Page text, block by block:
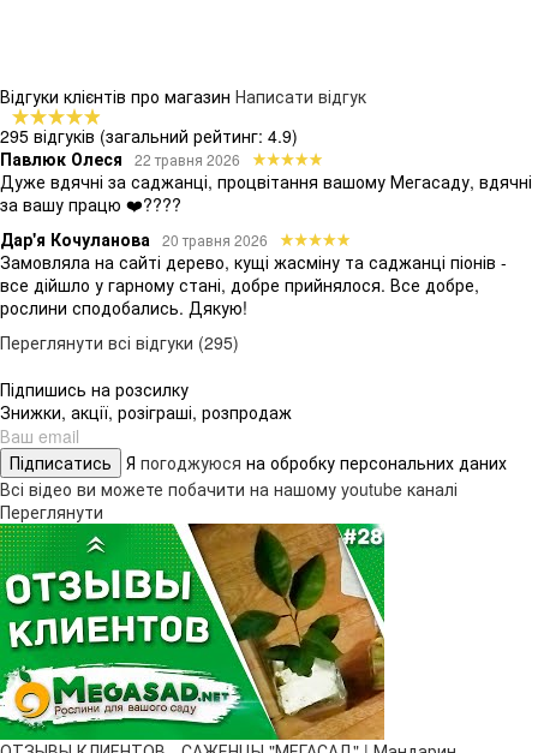
Відгуки клієнтів про магазин Написати відгук
295 відгуків (загальний рейтинг: 4.9)
Павлюк Олеся
22 травня 2026
Дуже вдячні за саджанці, процвітання вашому Мегасаду, вдячні
за вашу працю ❤️????
Дар'я Кочуланова 20 травня 2026
Замовляла на сайті дерево, кущі жасміну та саджанці піонів -
все дійшло у гарному стані, добре прийнялося. Все добре,
рослини сподобались. Дякую!
Переглянути всі відгуки (295)
Підпишись на розсилку
Знижки, акції, розіграші, розпродаж
Підписатись Я погоджуюся на обробку персональних даних
Всі відео ви можете побачити на нашому youtube каналі
Переглянути